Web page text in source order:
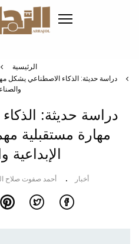
الرئيسية
دراسة حديثة: الذكاء الاصطناعي يشكل
دراسة حديثة:
مهارة مستقبلية
الإبداعية
أخبار أحمد صفوت صلاح